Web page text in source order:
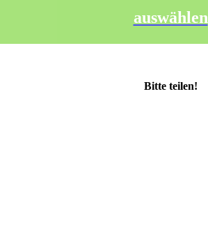
auswählen
Bitte teilen!